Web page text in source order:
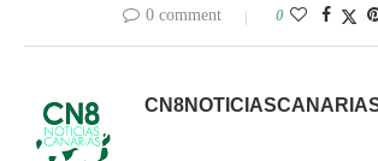
0 comment 0